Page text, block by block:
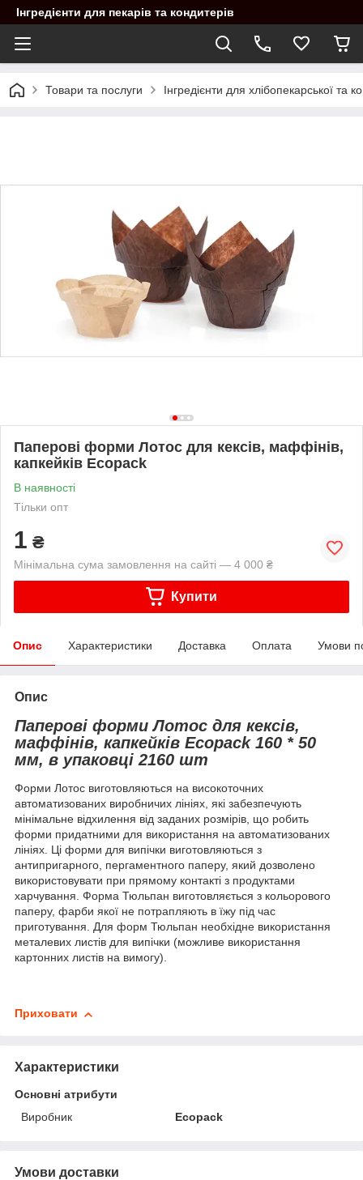
Інгредієнти для пекарів та кондитерів
Товари та послуги Інгредієнти для хлібопекарської та
Паперові форми Лотос для кексів, маффінів,
капкейків Ecopack
В наявності
Тільки опт
1 ₴
Мінімальна сума замовлення на сайті — 4 000 ₴
Купити
Опис Характеристики Доставка Оплата Умови
Опис
Паперові форми Лотос для кексів,
маффінів, капкейків Ecopack 160 * 50
мм, в упаковці 2160 шт
Форми Лотос виготовляються на високоточних
автоматизованих виробничих лініях, які забезпечують
мінімальне відхилення від заданих розмірів, що робить
форми придатними для використання на автоматизованих
лініях. Ці форми для випічки виготовляються з
антипригарного, пергаментного паперу, який дозволено
використовувати при прямому контакті з продуктами
харчування. Форма Тюльпан виготовляється з кольорового
паперу, фарби якої не потрапляють в їжу під час
приготування. Для форм Тюльпан необхідне використання
металевих листів для випічки (можливе використання
картонних листів на вимогу).
Приховати
Характеристики
Основні атрибути
Виробник
Ecopack
Умови доставки